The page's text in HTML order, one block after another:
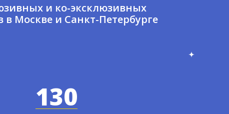
и ко-эксклюзивных
в Москве и Санкт-Петербурге
130